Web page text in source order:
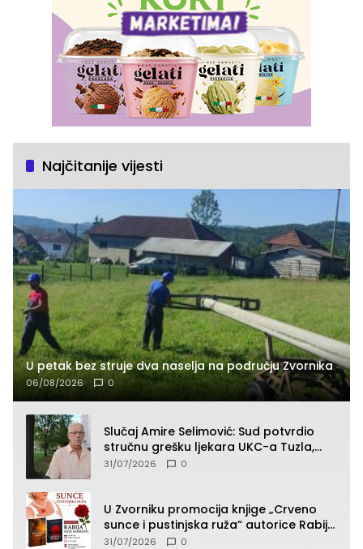
Najčitanije vijesti
U petak bez struje dva naselja na području Zvornika
06/08/2026 0
Slučaj Amire Selimović: Sud potvrdio
stručnu grešku ljekara UKC-a Tuzla,
presudan dokaz ostala obdukcija
31/07/2026 0
U Zvorniku promocija knjige „Crveno
sunce i pustinjska ruža“ autorice Rabije
Avdić-Hamidović
31/07/2026 0